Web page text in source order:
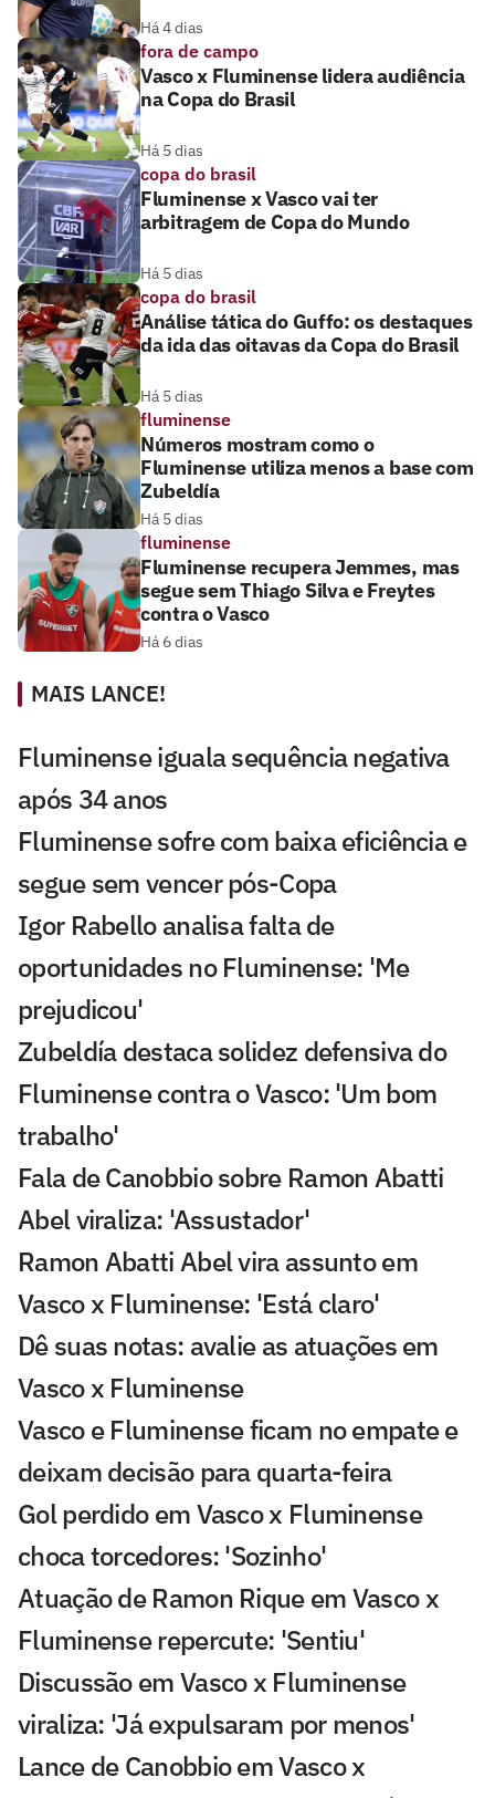
Há 4 dias
fora de campo
Vasco x Fluminense lidera audiência
na Copa do Brasil
Há 5 dias
copa do brasil
Fluminense x Vasco vai ter
arbitragem de Copa do Mundo
Há 5 dias
copa do brasil
Análise tática do Guffo: os destaques
da ida das oitavas da Copa do Brasil
Há 5 dias
fluminense
Números mostram como o
Fluminense utiliza menos a base com
Zubeldía
Há 5 dias
fluminense
Fluminense recupera Jemmes, mas
segue sem Thiago Silva e Freytes
contra o Vasco
Há 6 dias
MAIS LANCE!
Fluminense iguala sequência negativa
após 34 anos
Fluminense sofre com baixa eficiência e
segue sem vencer pós-Copa
Igor Rabello analisa falta de
oportunidades no Fluminense: 'Me
prejudicou'
Zubeldía destaca solidez defensiva do
Fluminense contra o Vasco: 'Um bom
trabalho'
Fala de Canobbio sobre Ramon Abatti
Abel viraliza: 'Assustador'
Ramon Abatti Abel vira assunto em
Vasco x Fluminense: 'Está claro'
Dê suas notas: avalie as atuações em
Vasco x Fluminense
Vasco e Fluminense ficam no empate e
deixam decisão para quarta-feira
Gol perdido em Vasco x Fluminense
choca torcedores: 'Sozinho'
Atuação de Ramon Rique em Vasco x
Fluminense repercute: 'Sentiu'
Discussão em Vasco x Fluminense
viraliza: 'Já expulsaram por menos'
Lance de Canobbio em Vasco x